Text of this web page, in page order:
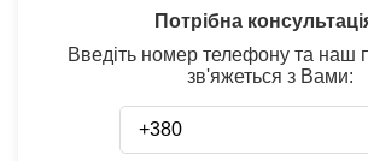
Потрібна
Введіть номер телефону та наш
зв'яжеться з Вами: